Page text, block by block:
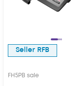
Seller RFB
FH5PB sale